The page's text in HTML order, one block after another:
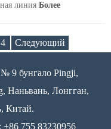
линия Более
4 Следующий
9 бунгало Pingji,
Наньвань, Лонгган,
Китай.
755 83230956